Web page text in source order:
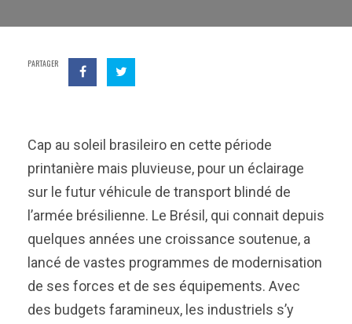
PARTAGER
Cap au soleil brasileiro en cette période
printanière mais pluvieuse, pour un éclairage
sur le futur véhicule de transport blindé de
l’armée brésilienne. Le Brésil, qui connait depuis
quelques années une croissance soutenue, a
lancé de vastes programmes de modernisation
de ses forces et de ses équipements. Avec
des budgets faramineux, les industriels s’y